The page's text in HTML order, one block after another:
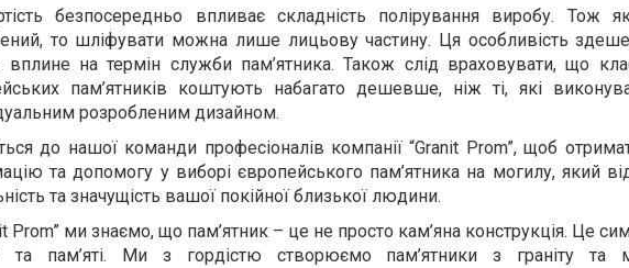
безпосередньо впливає складність полірування виробу. Тож
то шліфувати можна лише лицьову частину. Ця особливість
на термін служби пам’ятника. Також слід враховувати, що
пам’ятників коштують набагато дешевше, ніж ті, які
розробленим дизайном.
до нашої команди професіоналів компанії “Granit Prom”, щоб
та допомогу у виборі європейського пам’ятника на могилу, який
та значущість вашої покійної близької людини.
Prom” ми знаємо, що пам’ятник – це не просто кам’яна конструкція. Це
та пам’яті. Ми з гордістю створюємо пам’ятники з граніту та